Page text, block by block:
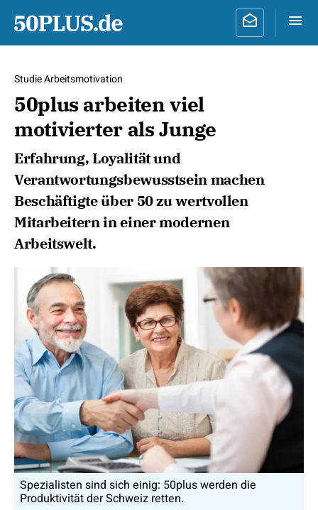
Studie Arbeitsmotivation
50plus arbeiten viel
motivierter als Junge
Erfahrung, Loyalität und
Verantwortungsbewusstsein machen
Beschäftigte über 50 zu wertvollen
Mitarbeitern in einer modernen
Arbeitswelt.
Spezialisten sind sich einig: 50plus werden die
Produktivität der Schweiz retten.